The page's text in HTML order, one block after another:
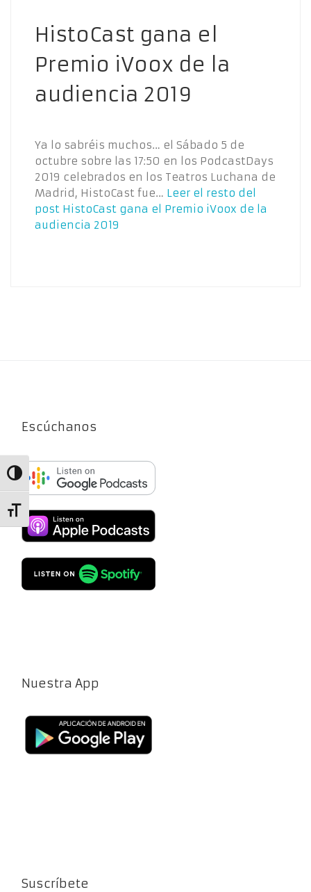
Alternar alto contraste
Alternar tamaño de letra
HistoCast gana el
Premio iVoox de la
audiencia 2019
Ya lo sabréis muchos… el Sábado 5 de
octubre sobre las 17:50 en los PodcastDays
2019 celebrados en los Teatros Luchana de
Madrid, HistoCast fue… Leer el resto del
post HistoCast gana el Premio iVoox de la
audiencia 2019
Escúchanos
Nuestra App
Suscríbete